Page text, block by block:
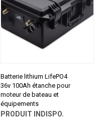
Batterie lithium LifePO4
36v 100Ah étanche pour
moteur de bateau et
équipements
PRODUIT INDISPO.